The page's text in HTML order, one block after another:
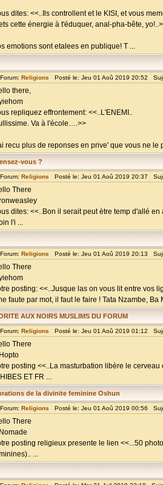
dites: <<..Ils controllent et le KISI, et vous
cette énergie à t'éduquer, anal-pha-bête,
emotions sont etalees en publique! T ...
Forum: Religions Posté le: Jeu 01 Aoû 2019 20:52
there,
repliquez effrontement: <<..L'ENEMI..
Va à l'école….>>
recu plus de reponses en prive' que vous ne le
vous ?
Forum: Religions Posté le: Jeu 01 Aoû 2019 20:37
There
dites: <<..Bon il serait peut ètre temp d'allé
l'i ...
Forum: Religions Posté le: Jeu 01 Aoû 2019 20:13
There
posting: <<..Jusque las on vous lit entre vos
faute par mot, il faut le faire ! Tata Nzambe,
AUX NOIRS MUSLIMS DU FORUM
Forum: Religions Posté le: Jeu 01 Aoû 2019 01:12
There
posting <<..La masturbation libère le
ET FR ...
de la divinite feminine Oshun
Forum: Religions Posté le: Jeu 01 Aoû 2019 00:56
There
posting religieux presente le lien <<...50
...